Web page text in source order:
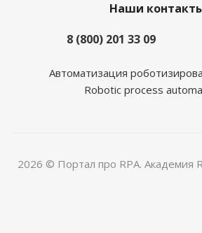
Наши
8 (800) 201 33 09
Автоматизация
Robotic process
2026 © Портал про RPA. Академия